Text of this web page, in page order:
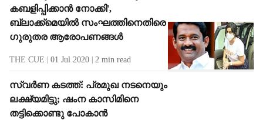
കബളിപ്പിക്കാന്‍ നോക്കി',
ബ്ലാക്ക്‌മെയില്‍ സംഘത്തിനെതിരെ
ഗുരുതര ആരോപണങ്ങള്‍
THE CUE 01 Jul 2020 2 min read
സ്വര്‍ണ കടത്ത്: പ്രമുഖ നടനെയും
ലക്ഷ്യമിട്ടു; ഷംന കാസിമിനെ
തട്ടിക്കൊണ്ടു പോകാന്‍